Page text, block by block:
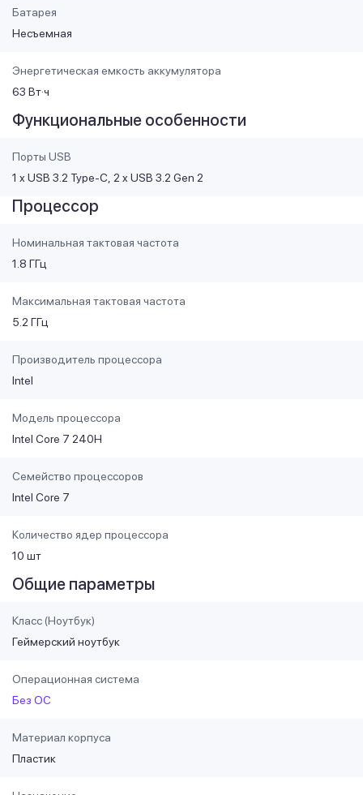
Батарея
Несъемная
Энергетическая емкость аккумулятора
63 Вт·ч
Функциональные особенности
Порты USB
1 x USB 3.2 Type-C 2 x USB 3.2 Gen 2
Процессор
Номинальная тактовая частота
1.8 ГГц
Максимальная тактовая частота
5.2 ГГц
Производитель процессора
Intel
Модель процессора
Intel Core 7 240H
Семейство процессоров
Intel Core 7
Количество ядер процессора
10 шт
Общие параметры
Класс (Ноутбук)
Геймерский ноутбук
Операционная система
Без ОС
Материал корпуса
Пластик